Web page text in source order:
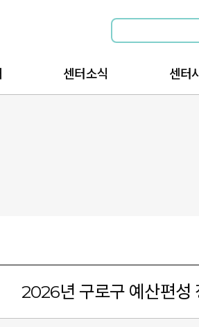
센터소식 센터
2026년 구로구 예산편성